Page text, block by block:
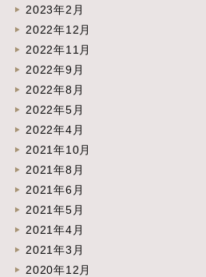
2023年2月
2022年12月
2022年11月
2022年9月
2022年8月
2022年5月
2022年4月
2021年10月
2021年8月
2021年6月
2021年5月
2021年4月
2021年3月
2020年12月